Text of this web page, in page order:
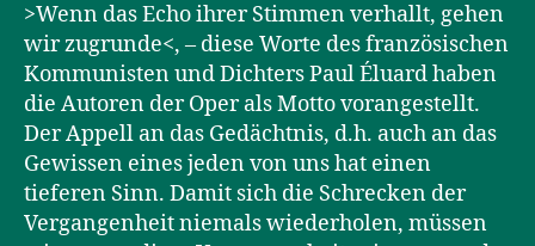
>Wenn das Echo ihrer Stimmen verhallt, gehen
wir zugrunde<, – diese Worte des französischen
Kommunisten und Dichters Paul Éluard haben
die Autoren der Oper als Motto vorangestellt.
Der Appell an das Gedächtnis, d.h. auch an das
Gewissen eines jeden von uns hat einen
tieferen Sinn. Damit sich die Schrecken der
Vergangenheit niemals wiederholen, müssen